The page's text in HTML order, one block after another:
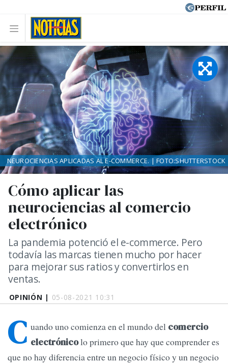
OPINIÓN | 05-08-2021 10:31
Cómo aplicar las
neurociencias al comercio
electrónico
La pandemia potenció el e-commerce. Pero
todavía las marcas tienen mucho por hacer
para mejorar sus ratios y convertirlos en
ventas.
NEUROCIENCIAS APLICADAS AL E-COMMERCE. | FOTO:SHUTTERSTOCK
C uando uno comienza en el mundo del comercio
electrónicolo primero que hay que comprender es
que no hay diferencia entre un negocio físico y un negocio